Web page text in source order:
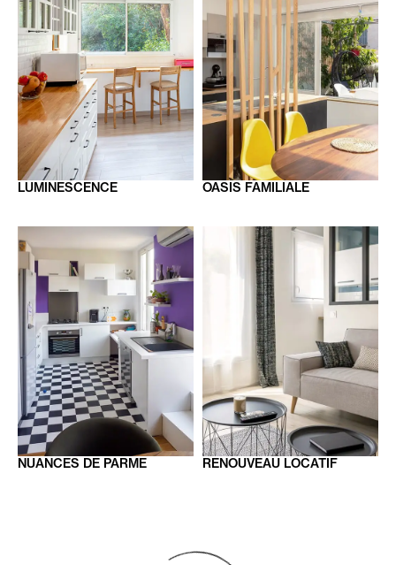
LUMINESCENCE OASIS FAMILIALE
NUANCES DE PARME RENOUVEAU LOCATIF